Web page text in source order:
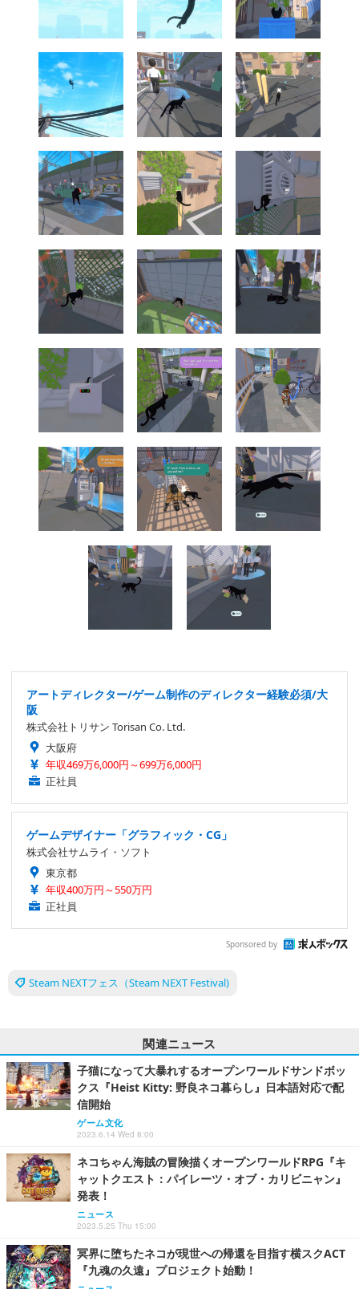
アートディレクター/ゲーム制作のディレクター経験必須/大
阪
株式会社トリサン Torisan Co. Ltd.
大阪府
年収469万6,000円～699万6,000円
正社員
ゲームデザイナー「グラフィック・CG」
株式会社サムライ・ソフト
東京都
年収400万円～550万円
正社員
Sponsored by
Steam NEXTフェス（Steam NEXT Festival)
関連ニュース
子猫になって大暴れするオープンワールドサンドボッ
クス『Heist Kitty: 野良ネコ暮らし』日本語対応で配
信開始
ゲーム文化
2023.6.14 Wed 8:00
ネコちゃん海賊の冒険描くオープンワールドRPG『キ
ャットクエスト：パイレーツ・オブ・カリビニャン』
発表！
ニュース
2023.5.25 Thu 15:00
冥界に堕ちたネコが現世への帰還を目指す横スクACT
『九魂の久遠』プロジェクト始動！